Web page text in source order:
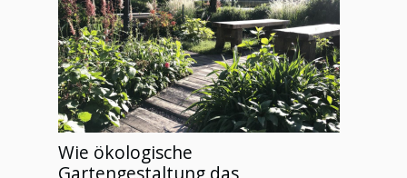
Wie ökologische